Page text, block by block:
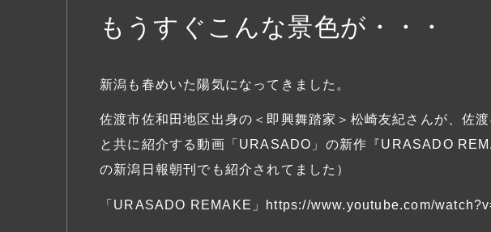
もうすぐこんな景色が・・・
新潟も春めいた陽気になってきました。
佐渡市佐和田地区出身の＜即興舞踏家＞松崎友紀さんが、佐
と共に紹介する動画「URASADO」の新作『URASADO
の新潟日報朝刊でも紹介されてました）
「URASADO REMAKE」 https://www.youtube.com/